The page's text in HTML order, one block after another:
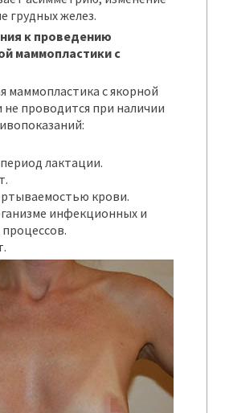
грудных желез.
к проведению
маммопластики с
маммопластика с якорной
не проводится при наличии
лактации.
крови.
инфекционных и